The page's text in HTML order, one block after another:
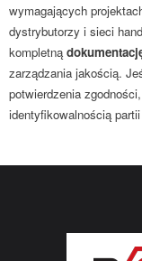
wymagających
dystrybutorzy i sieci
kompletną
zarządzania jakością.
potwierdzenia
identyfikowalnością